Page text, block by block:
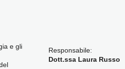
e gli
Responsabile:
Dott.ssa Laura Russo